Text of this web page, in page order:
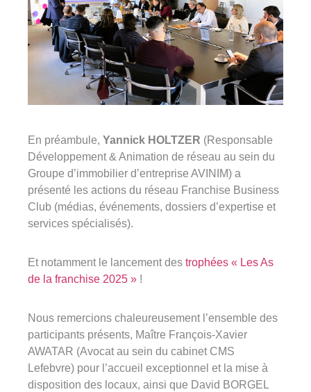
En préambule, Yannick HOLTZER (Responsable
Développement & Animation de réseau au sein du
Groupe d’immobilier d’entreprise AVINIM) a
présenté les actions du réseau Franchise Business
Club (médias, événements, dossiers d’expertise et
services spécialisés).
Et notamment le lancement des trophées « Les As
de la franchise 2025 » !
Nous remercions chaleureusement l’ensemble des
participants présents, Maître François-Xavier
AWATAR (Avocat au sein du cabinet CMS
Lefebvre) pour l’accueil exceptionnel et la mise à
disposition des locaux, ainsi que David BORGEL